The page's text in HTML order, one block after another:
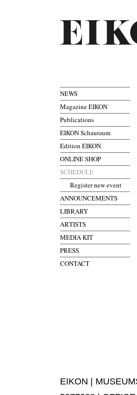
NEWS
Magazine EIKON
Publications
EIKON Schauraum
Edition EIKON
ONLINE SHOP
SCHEDULE
Register new event
ANNOUNCEMENTS
LIBRARY
ARTISTS
MEDIA KIT
PRESS
CONTACT
EIKON |